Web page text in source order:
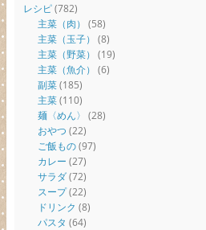
レシピ(782)
主菜（肉） (58)
主菜（玉子） (8)
主菜（野菜） (19)
主菜（魚介） (6)
副菜(185)
主菜(110)
麺〈めん〉 (28)
おやつ (22)
ご飯もの(97)
カレー (27)
サラダ(72)
スープ(22)
ドリンク (8)
パスタ (64)